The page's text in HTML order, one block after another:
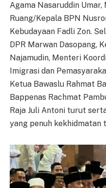
Agama Nasaruddin
Ruang/Kepala BPN
Kebudayaan Fadli Zon.
DPR Marwan Dasopang,
Najamudin, Menteri
Imigrasi dan
Ketua Bawaslu Rahmat
Bappenas Rachmat
Raja Juli Antoni turut
yang penuh kekhidmatan